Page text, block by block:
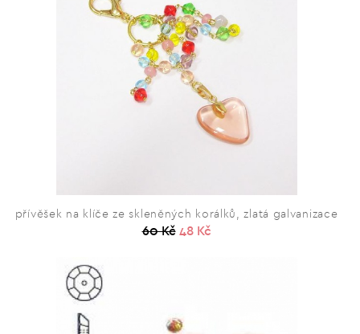
přívěšek na klíče ze skleněných korálků, zlatá galvanizace
60 Kč 48 Kč